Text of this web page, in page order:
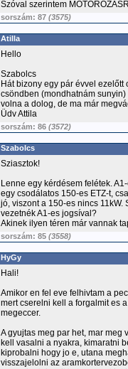
Szóval szerintem
sorszám: 87 (3575)
Atilla
Hello
Szabolcs
Hát bizony egy pár évvel
csöndben (mondhatnám
volna a dolog, de ma már
Üdv Attila
sorszám: 86 (3572)
Szabolcs
Sziasztok!
Lenne egy kérdésem felétek.
egy csodálatos 150-es ETZ-t,
jó, viszont a 150-es nincs
vezetnék A1-es jogsíval?
Akinek ilyen téren már vannak
sorszám: 85 (3558)
HyGy
Hali!
Amikor en fel eve felhivtam a
mert cserelni kell a forgalmit es
megeccer.
A gyujtas meg par het, mar meg
kell vasalni a nyakra, kimaratni
kiprobalni hogy jo e, utana
visszajelolni az